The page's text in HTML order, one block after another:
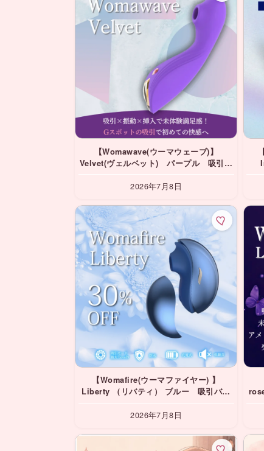
【Womawave(ウーマウェーブ)】
Velvet(ヴェルベット) パープル 吸引＆
2026年7月8日
【Womafire(ウーマファイヤー) 】
Liberty （リバティ） ブルー 吸引バイ
2026年7月8日